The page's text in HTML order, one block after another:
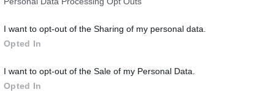
I want to opt-out of the Sharing of my personal data.
Opted In
I want to opt-out of the Sale of my Personal Data.
Opted In